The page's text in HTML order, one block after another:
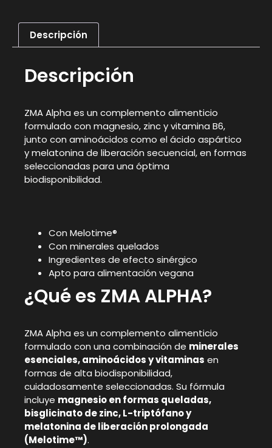
Descripción
Descripción
ZMA Alpha es un complemento alimenticio
formulado con magnesio, zinc y vitamina B6,
junto con aminoácidos como el ácido aspártico
y melatonina de liberación secuencial, en formas
seleccionadas para una óptima
biodisponibilidad.
Con Melotime®
Con minerales quelados
Ingredientes de efecto sinérgico
Apto para alimentación vegana
¿Qué es ZMA ALPHA?
ZMA Alpha es un complemento alimenticio
formulado con una combinación de minerales
esenciales, aminoácidos y vitaminas en
formas de alta biodisponibilidad,
cuidadosamente seleccionadas. Su fórmula
incluye magnesio en formas queladas,
bisglicinato de zinc, L-triptófano y
melatonina de liberación prolongada
(Melotime™).